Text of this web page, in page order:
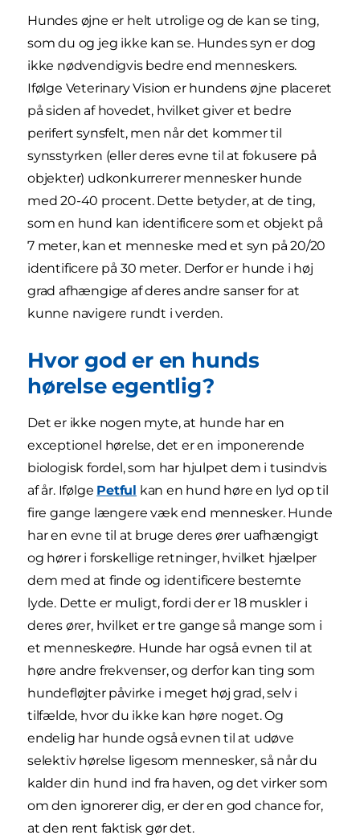
Hundes øjne er helt utrolige og de kan se ting,
som du og jeg ikke kan se. Hundes syn er dog
ikke nødvendigvis bedre end menneskers.
Ifølge Veterinary Vision er hundens øjne placeret
på siden af hovedet, hvilket giver et bedre
perifert synsfelt, men når det kommer til
synsstyrken (eller deres evne til at fokusere på
objekter) udkonkurrerer mennesker hunde
med 20-40 procent. Dette betyder, at de ting,
som en hund kan identificere som et objekt på
7 meter, kan et menneske med et syn på 20/20
identificere på 30 meter. Derfor er hunde i høj
grad afhængige af deres andre sanser for at
kunne navigere rundt i verden.
Hvor god er en hunds
hørelse egentlig?
Det er ikke nogen myte, at hunde har en
exceptionel hørelse, det er en imponerende
biologisk fordel, som har hjulpet dem i tusindvis
af år. Ifølge Petful kan en hund høre en lyd op til
fire gange længere væk end mennesker. Hunde
har en evne til at bruge deres ører uafhængigt
og hører i forskellige retninger, hvilket hjælper
dem med at finde og identificere bestemte
lyde. Dette er muligt, fordi der er 18 muskler i
deres ører, hvilket er tre gange så mange som i
et menneskeøre. Hunde har også evnen til at
høre andre frekvenser, og derfor kan ting som
hundefløjter påvirke i meget høj grad, selv i
tilfælde, hvor du ikke kan høre noget. Og
endelig har hunde også evnen til at udøve
selektiv hørelse ligesom mennesker, så når du
kalder din hund ind fra haven, og det virker som
om den ignorerer dig, er der en god chance for,
at den rent faktisk gør det.